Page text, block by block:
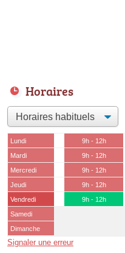
Horaires
Lundi 9h - 12h
Mardi
9h - 12h
Mercredi
9h - 12h
Jeudi
9h - 12h
Vendredi
9h - 12h
Samedi
Dimanche
Signaler une erreur